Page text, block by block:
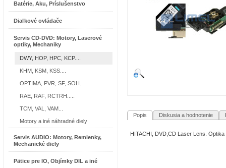
Batérie, Aku, Príslušenstvo
Diaľkové ovládače
Servis CD-DVD: Motory, Laserové
optiky, Mechaniky
DWY, HOP, HPC, KCP....
KHM, KSM, KSS....
OPTIMA, PVR, SF, SOH..
RAE, RAF, RCTRH.....
TCM, VAL, VAM...
Motory a iné náhradné diely
Servis AUDIO: Motory, Remienky,
Mechanické diely
Pätice pre IO, Objímky DIL a iné
Popis Diskusia a hodnotenie
HITACHI, DVD,CD Laser Lens.